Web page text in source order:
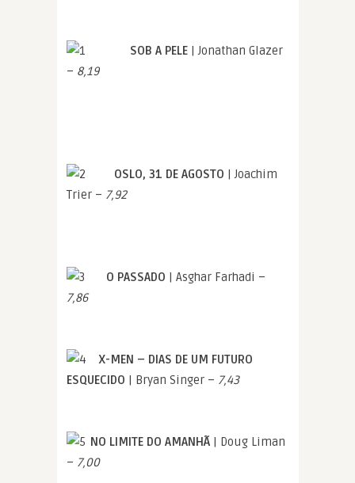
SOB A PELE | Jonathan Glazer
– 8,19
OSLO, 31 DE AGOSTO | Joachim
Trier – 7,92
O PASSADO | Asghar Farhadi –
7,86
X-MEN – DIAS DE UM FUTURO
ESQUECIDO | Bryan Singer – 7,43
NO LIMITE DO AMANHÃ | Doug Liman
– 7,00